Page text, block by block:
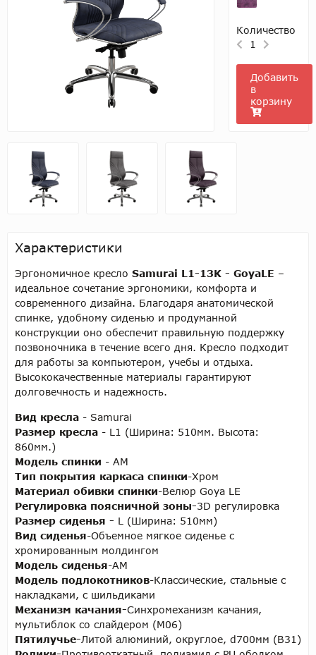
Количество
1
Добавить
в
корзину
Характеристики
Эргономичное кресло Samurai L1-13K - GoyaLE –
идеальное сочетание эргономики, комфорта и
современного дизайна. Благодаря анатомической
спинке, удобному сиденью и продуманной
конструкции оно обеспечит правильную поддержку
позвоночника в течение всего дня. Кресло подходит
для работы за компьютером, учебы и отдыха.
Высококачественные материалы гарантируют
долговечность и надежность.
Вид кресла - Samurai
Размер кресла - L1 (Ширина: 510мм. Высота:
860мм.)
Модель спинки - AM
Тип покрытия каркаса спинки-Хром
Материал обивки спинки-Велюр Goya LE
Регулировка поясничной зоны-3D регулировка
Размер сиденья - L (Ширина: 510мм)
Вид сиденья-Объемное мягкое сиденье с
хромированным молдингом
Модель сиденья-AM
Модель подлокотников-Классические, стальные с
накладками, с шильдиками
Механизм качания-Синхромеханизм качания,
мультиблок со слайдером (M06)
Пятилучье-Литой алюминий, округлое, d700мм (B31)